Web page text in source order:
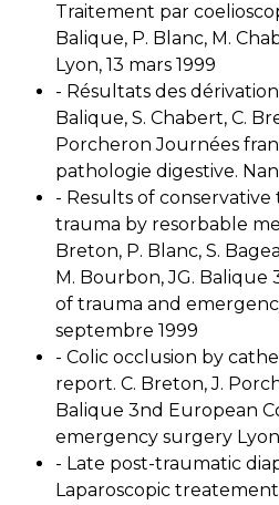
Traitement par
Balique, P. Blanc, M.
Lyon, 13 mars 1999
- Résultats des
Balique, S. Chabert, C.
Porcheron Journées
pathologie digestive.
- Results of
trauma by resorbable
Breton, P. Blanc, S.
M. Bourbon, JG.
of trauma and
septembre 1999
- Colic occlusion by
report. C. Breton, J.
Balique 3nd European
emergency surgery
- Late post-traumatic
Laparoscopic